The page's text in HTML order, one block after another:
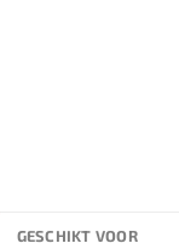
GESCHIKT VOOR